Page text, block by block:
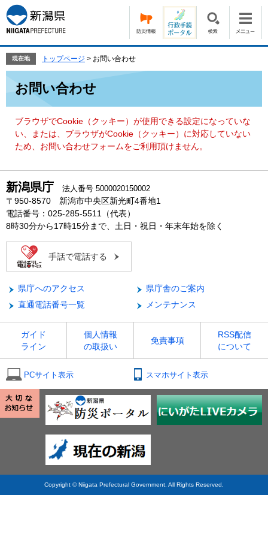
ー
ジ
の
頭
す。
ニ
ュ
ー
飛
て
現在地 トップページ > お問い合わせ
お問い合わせ
ブラウザでCookie（クッキー）が使用できる設定になっていな
い、または、ブラウザがCookie（クッキー）に対応していない
ため、お問い合わせフォームをご利用頂けません。
新潟県庁 法人番号 5000020150002
〒950-8570 新潟市中央区新光町4番地1
電話番号：025-285-5511（代表）
8時30分から17時15分まで、土日・祝日・年末年始を除く
手話で電話する
県庁へのアクセス
県庁舎のご案内
直通電話番号一覧
メンテナンス
ガイド
ライン
個人情報
の取扱い
免責事項
RSS配信
について
PCサイト表示 スマホサイト表示
Copyright © Niigata Prefectural Government. All Rights Reserved.